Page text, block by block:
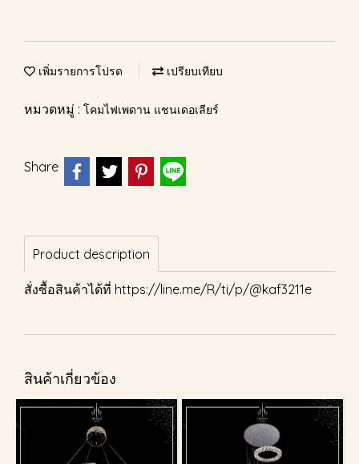
เพิ่มรายการโปรด เปรียบเทียบ
หมวดหมู่ : โคมไฟเพดาน แชนเดอเลียร์
Share
Product description
สั่งซื้อสินค้าได้ที่ https://line.me/R/ti/p/@kaf3211e
สินค้าเกี่ยวข้อง